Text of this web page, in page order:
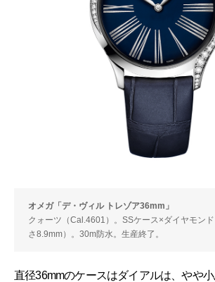
オメガ「デ・ヴィル トレゾア36mm」
クォーツ（Cal.4601）。SSケース×ダイヤモン
さ8.9mm）。30m防水。生産終了。
直径36mmのケースはダイアルは、やや